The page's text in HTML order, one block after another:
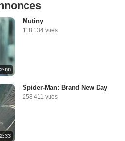
2:00
Mutiny
118 134 vues
2:33
Spider-Man: Brand New Day
258 411 vues